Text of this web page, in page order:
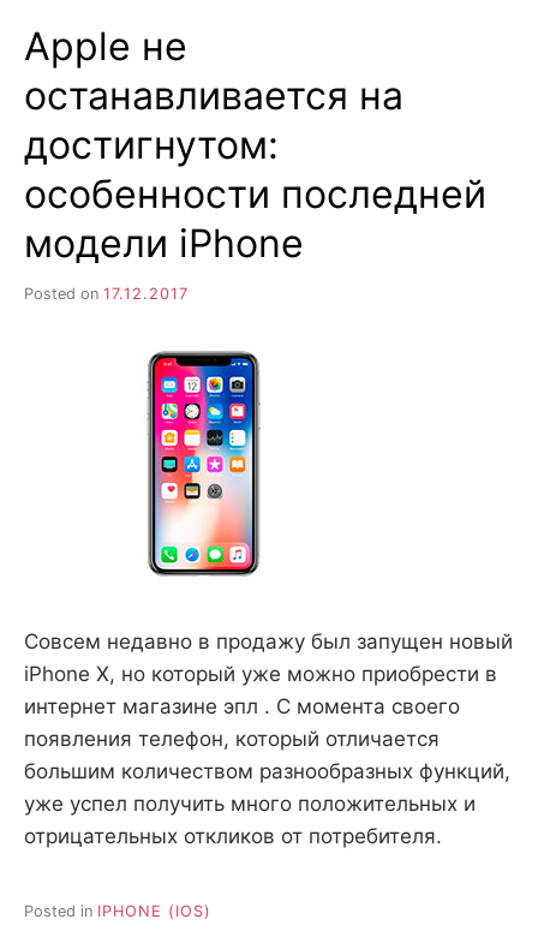
ОБ
IPHONE
Apple не
останавливается на
достигнутом:
особенности последней
модели iPhone
Posted on 17.12.2017
Совсем недавно в продажу был запущен новый
iPhone Х, но который уже можно приобрести в
интернет магазине эпл . С момента своего
появления телефон, который отличается
большим количеством разнообразных функций,
уже успел получить много положительных и
отрицательных откликов от потребителя.
Posted in IPHONE (IOS)